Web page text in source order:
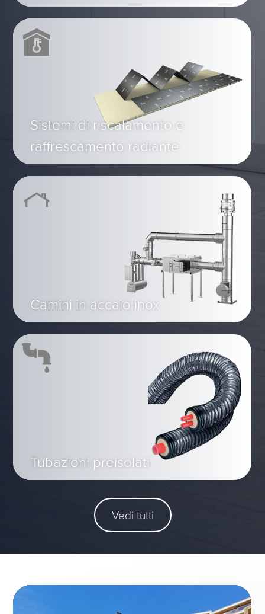
Sistemi di riscalamento e
raffrescamento radiante
Camini in accaio inox
Tubazioni preisolati
Vedi tutti